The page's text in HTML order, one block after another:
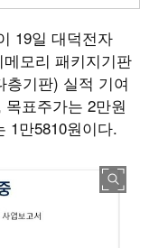
19일 대덕전자
모리 패키지기판
층기판) 실적 기여
표주가는 2만원
1만5810원이다.